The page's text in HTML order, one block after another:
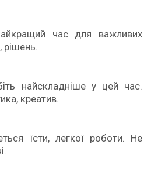
час для важливих
рішень.
найскладніше у цей час.
креатив.
їсти, легкої роботи. Не